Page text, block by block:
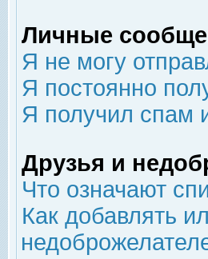
Личные
Я не могу
Я постоянно
Я получил спам
Друзья и
Что означают
Как добавлять